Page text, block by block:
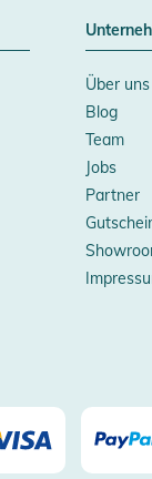
Über uns
Blog
Team
Jobs
Partner